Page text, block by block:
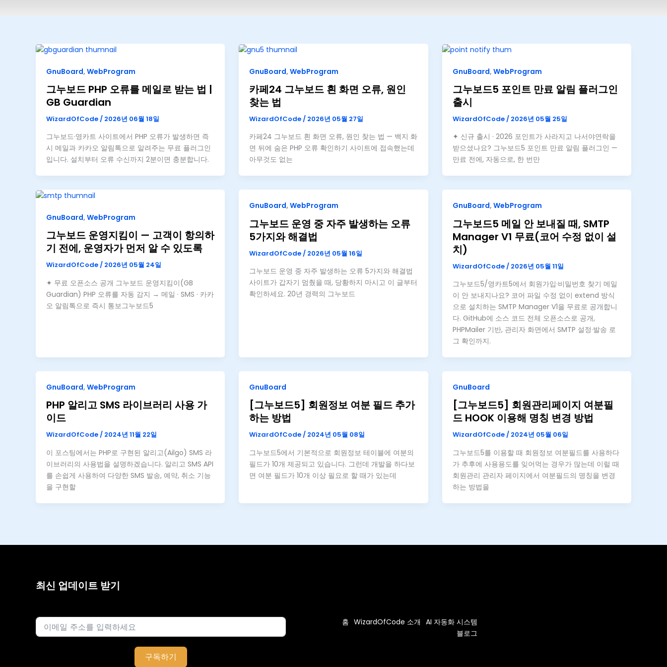
GnuBoard, WebProgram
그누보드 PHP 오류를 메일로 받는 법 |
GB Guardian
WizardOfCode/ 2026년 06월 18일
그누보드·영카트 사이트에서 PHP 오류가 발생하면 즉
시 메일과 카카오 알림톡으로 알려주는 무료 플러그인
입니다. 설치부터 오류 수신까지 2분이면 충분합니다.
GnuBoard,WebProgram
카페24 그누보드 흰 화면 오류, 원인
찾는 법
WizardOfCode/ 2026년 05월 27일
카페24 그누보드 흰 화면 오류, 원인 찾는 법 — 백지 화
면 뒤에 숨은 PHP 오류 확인하기 사이트에 접속했는데
아무것도 없는
GnuBoard, WebProgram
그누보드5 포인트 만료 알림 플러그인
출시
WizardOfCode/ 2026년 05월 25일
✦ 신규 출시 · 2026 포인트가 사라지고 나서야연락을
받으셨나요? 그누보드5 포인트 만료 알림 플러그인 —
만료 전에, 자동으로, 한 번만
GnuBoard, WebProgram
그누보드 운영지킴이 — 고객이 항의하
기 전에, 운영자가 먼저 알 수 있도록
WizardOfCode/ 2026년 05월 24일
✦ 무료 오픈소스 공개 그누보드 운영지킴이(GB
Guardian) PHP 오류를 자동 감지 → 메일 · SMS · 카카
오 알림톡으로 즉시 통보그누보드5
GnuBoard,WebProgram
그누보드 운영 중 자주 발생하는 오류
5가지와 해결법
WizardOfCode / 2026년 05월 16일
그누보드 운영 중 자주 발생하는 오류 5가지와 해결법
사이트가 갑자기 멈췄을 때, 당황하지 마시고 이 글부터
확인하세요. 20년 경력의 그누보드
GnuBoard, WebProgram
그누보드5 메일 안 보내질 때, SMTP
Manager V1 무료(코어 수정 없이 설
치)
WizardOfCode / 2026년 05월 11일
그누보드5/영카트5에서 회원가입·비밀번호 찾기 메일
이 안 보내지나요? 코어 파일 수정 없이 extend 방식
으로 설치하는 SMTP Manager V1을 무료로 공개합니
다. GitHub에 소스 코드 전체 오픈소스로 공개,
PHPMailer 기반, 관리자 화면에서 SMTP 설정·발송 로
그 확인까지.
GnuBoard, WebProgram
PHP 알리고 SMS 라이브러리 사용 가
이드
WizardOfCode/ 2024년 11월 22일
이 포스팅에서는 PHP로 구현된 알리고(Ailgo) SMS 라
이브러리의 사용법을 설명하겠습니다. 알리고 SMS API
를 손쉽게 사용하여 다양한 SMS 발송, 예약, 취소 기능
을 구현할
GnuBoard
[그누보드5] 회원정보 여분 필드 추가
하는 방법
WizardOfCode/ 2024년 05월 08일
그누보드5에서 기본적으로 회원정보 테이블에 여분의
필드가 10개 제공되고 있습니다. 그런데 개발을 하다보
면 여분 필드가 10개 이상 필요로 할 때가 있는데
GnuBoard
[그누보드5] 회원관리페이지 여분필
드 HOOK 이용해 명칭 변경 방법
WizardOfCode/ 2024년 05월 06일
그누보드5를 이용할 때 회원정보 여분필드를 사용하다
가 추후에 사용용도를 잊어먹는 경우가 많는데 이럴 때
회원관리 관리자 페이지에서 여분필드의 명칭을 변경
하는 방법을
최신 업데이트 받기
구독하기
홈 WizardOfCode 소개 AI 자동화 시스템
블로그